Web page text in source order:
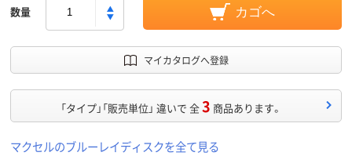
数量 カゴへ
マイカタログへ登録
「タイプ」「販売単位」 違いで 全3 商品あります。
マクセルのブルーレイディスクを全て見る